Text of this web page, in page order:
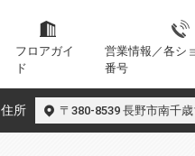
フロアガイ
ド
営業情報／各シ
番号
住所 〒380-8539 長野市南千